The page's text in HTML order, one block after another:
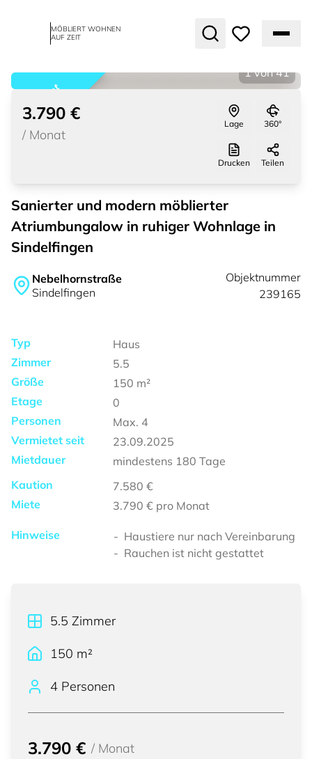
MÖBLIERT WOHNEN
AUF ZEIT
vermietet
1 von 41
3.790 €
/ Monat
Lage 360°
Drucken Teilen
Sanierter und modern möblierter
Atriumbungalow in ruhiger Wohnlage in
Sindelfingen
Nebelhornstraße
Sindelfingen
Objektnummer
239165
Typ
Haus
Zimmer
5.5
Größe
150 m²
Etage
0
Personen
Max. 4
Vermietet seit
23.09.2025
Mietdauer
mindestens 180 Tage
Kaution
7.580 €
Miete
3.790 € pro Monat
Hinweise
Haustiere nur nach Vereinbarung
Rauchen ist nicht gestattet
5.5 Zimmer
150 m²
4 Personen
3.790 € / Monat